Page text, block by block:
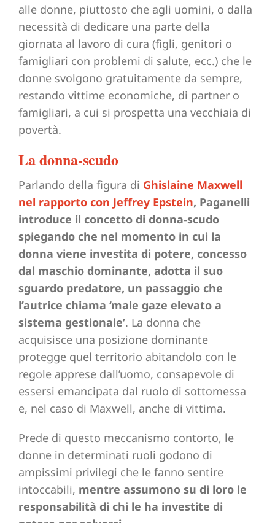
alle donne, piuttosto che agli uomini, o dalla
necessità di dedicare una parte della
giornata al lavoro di cura (figli, genitori o
famigliari con problemi di salute, ecc.) che le
donne svolgono gratuitamente da sempre,
restando vittime economiche, di partner o
famigliari, a cui si prospetta una vecchiaia di
povertà.
La donna-scudo
Parlando della figura di Ghislaine Maxwell
nel rapporto con Jeffrey Epstein, Paganelli
introduce il concetto di donna-scudo
spiegando che nel momento in cui la
donna viene investita di potere, concesso
dal maschio dominante, adotta il suo
sguardo predatore, un passaggio che
l’autrice chiama ‘male gaze elevato a
sistema gestionale’. La donna che
acquisisce una posizione dominante
protegge quel territorio abitandolo con le
regole apprese dall’uomo, consapevole di
essersi emancipata dal ruolo di sottomessa
e, nel caso di Maxwell, anche di vittima.
Prede di questo meccanismo contorto, le
donne in determinati ruoli godono di
ampissimi privilegi che le fanno sentire
intoccabili, mentre assumono su di loro le
responsabilità di chi le ha investite di